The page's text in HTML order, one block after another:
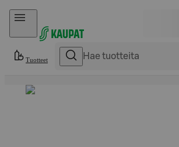
Hyppää sisältöön
Tuotteet